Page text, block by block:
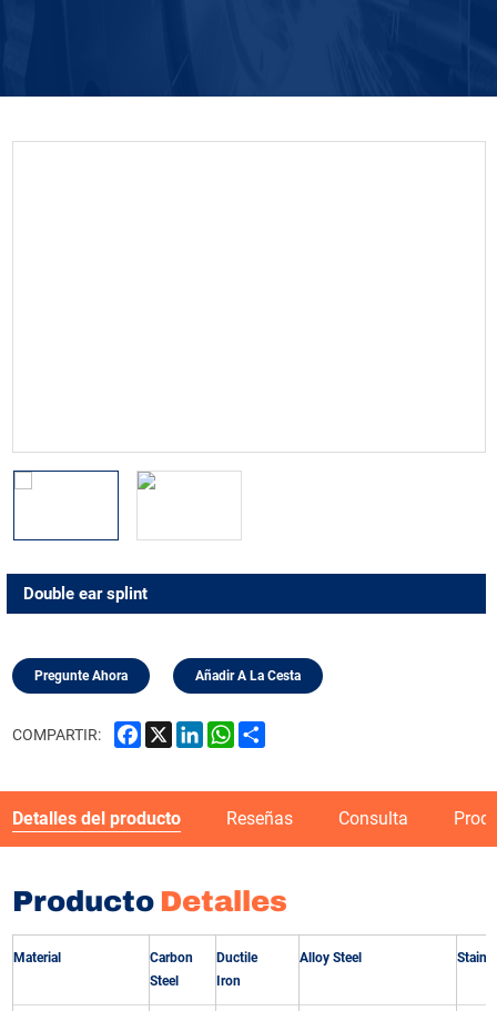
Double ear splint
Pregunte Ahora Añadir A La Cesta
COMPARTIR: Facebook
X LinkedInWhatsApp
Detalles del producto Reseñas Consulta
Producto Detalles
Material
Carbon
Steel
Ductile
Iron
Alloy Steel